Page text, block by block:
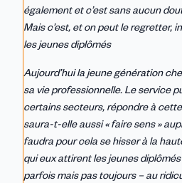
également et c’est sans aucun
Mais c’est, et on peut le regretter,
les jeunes diplômés
Aujourd’hui la jeune génération
sa vie professionnelle. Le service
certains secteurs, répondre à
saura-t-elle aussi « faire sens »
faudra pour cela se hisser à la
qui eux attirent les jeunes
parfois mais pas toujours – au